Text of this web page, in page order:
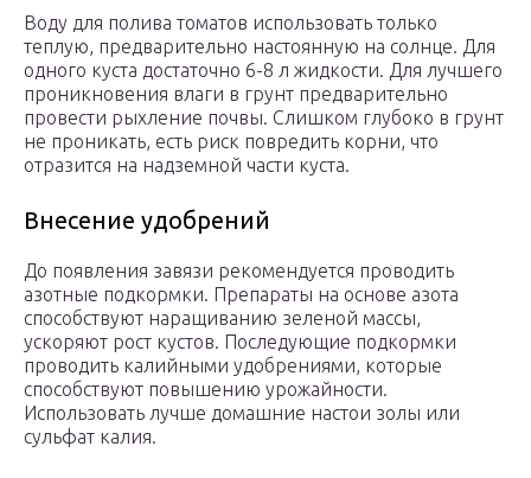
Воду для полива томатов использовать только
теплую, предварительно настоянную на солнце. Для
одного куста достаточно 6-8 л жидкости. Для лучшего
проникновения влаги в грунт предварительно
провести рыхление почвы. Слишком глубоко в грунт
не проникать, есть риск повредить корни, что
отразится на надземной части куста.
Внесение удобрений
До появления завязи рекомендуется проводить
азотные подкормки. Препараты на основе азота
способствуют наращиванию зеленой массы,
ускоряют рост кустов. Последующие подкормки
проводить калийными удобрениями, которые
способствуют повышению урожайности.
Использовать лучше домашние настои золы или
сульфат калия.